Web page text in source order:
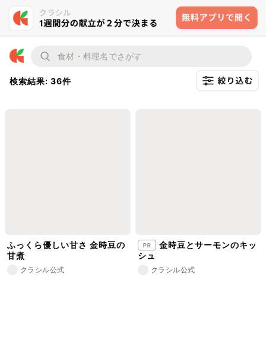
検索結果: 36件
ふっくら優しい甘さ 金時豆の
甘煮
クラシル公式
金時豆とサーモンのキッ
シュ
クラシル公式